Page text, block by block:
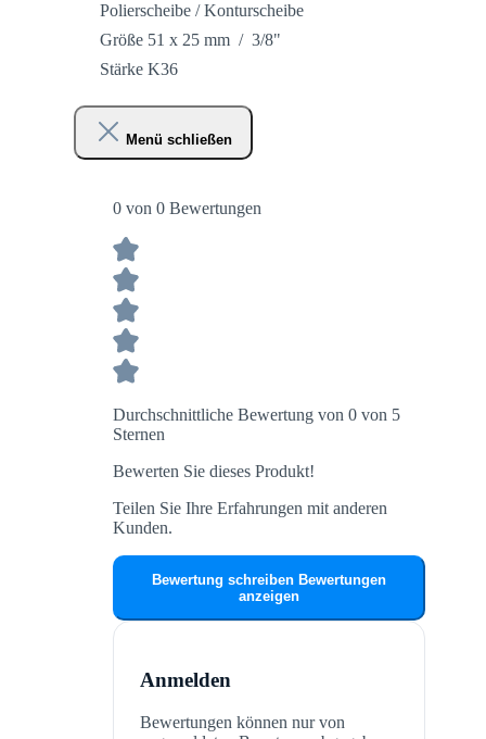
Polierscheibe / Konturscheibe
Größe 51 x 25 mm / 3/8"
Stärke K36
Menü schließen
0 von 0 Bewertungen
Durchschnittliche Bewertung von 0 von 5
Sternen
Bewerten Sie dieses Produkt!
Teilen Sie Ihre Erfahrungen mit anderen
Kunden.
Bewertung schreiben Bewertungen
anzeigen
Anmelden
Bewertungen können nur von